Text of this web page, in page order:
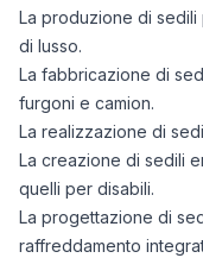
La produzione di sedili
di lusso.
La fabbricazione di
furgoni e camion.
La realizzazione di
La creazione di sedili
quelli per disabili.
La progettazione di
raffreddamento